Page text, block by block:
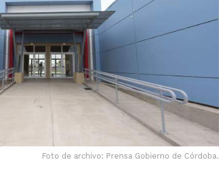
Foto de archivo: Prensa Gobierno de Córdoba.